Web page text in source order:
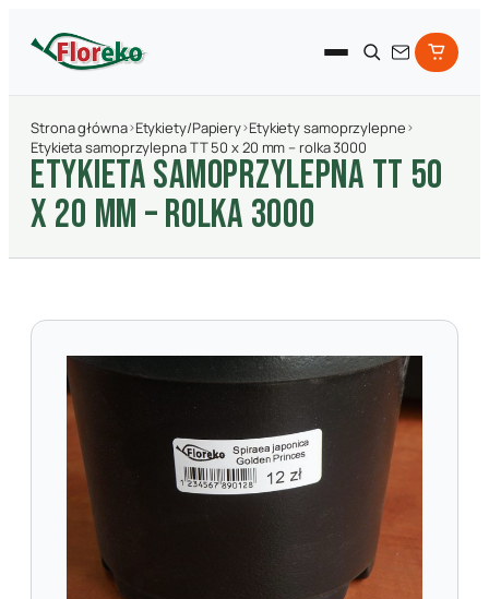
Strona główna›Etykiety/Papiery›Etykiety samoprzylepne›
Etykieta samoprzylepna TT 50 x 20 mm – rolka 3000
ETYKIETA SAMOPRZYLEPNA TT 50
X 20 MM – ROLKA 3000